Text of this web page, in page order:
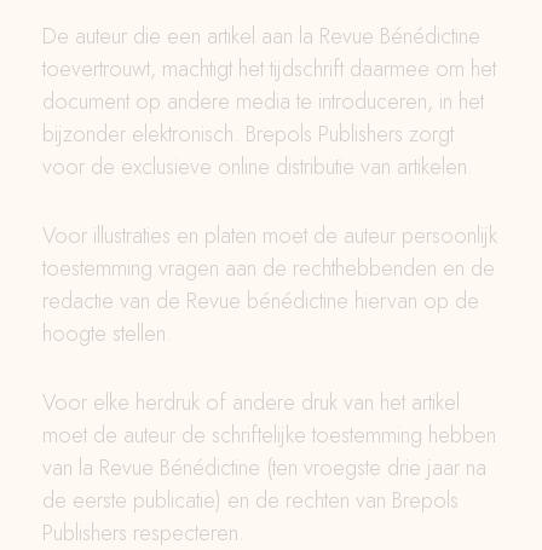
De auteur die een artikel aan la Revue Bénédictine
toevertrouwt, machtigt het tijdschrift daarmee om het
document op andere media te introduceren, in het
bijzonder elektronisch. Brepols Publishers zorgt
voor de exclusieve online distributie van artikelen.
Voor illustraties en platen moet de auteur persoonlijk
toestemming vragen aan de rechthebbenden en de
redactie van de Revue bénédictine hiervan op de
hoogte stellen.
Voor elke herdruk of andere druk van het artikel
moet de auteur de schriftelijke toestemming hebben
van la Revue Bénédictine (ten vroegste drie jaar na
de eerste publicatie) en de rechten van Brepols
Publishers respecteren.